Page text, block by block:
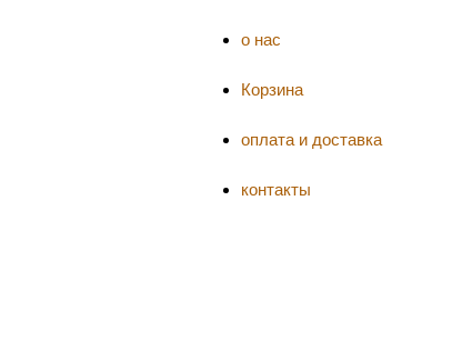
о нас
Корзина
оплата и доставка
контакты